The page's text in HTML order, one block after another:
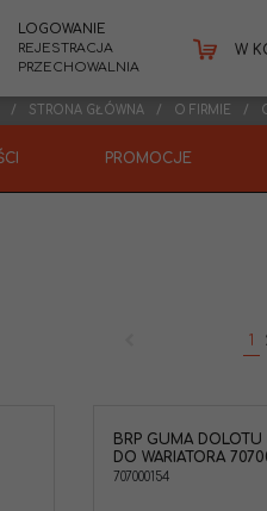
LOGOWANIE
REJESTRACJA
PRZECHOWALNIA
W
STRONA GŁÓWNA O FIRMIE
PROMOCJE
1
dolotu
Outlander
BRP GUMA DOLOTU
DO WARIATORA
707000154